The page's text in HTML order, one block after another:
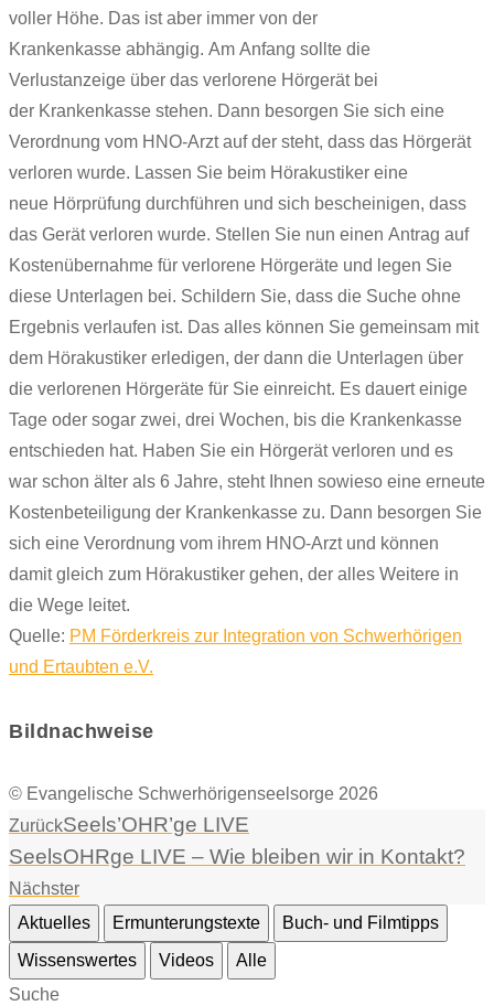
voller Höhe. Das ist aber immer von der
Krankenkasse abhängig. Am Anfang sollte die
Verlustanzeige über das verlorene Hörgerät bei
der Krankenkasse stehen. Dann besorgen Sie sich eine
Verordnung vom HNO-Arzt auf der steht, dass das Hörgerät
verloren wurde. Lassen Sie beim Hörakustiker eine
neue Hörprüfung durchführen und sich bescheinigen, dass
das Gerät verloren wurde. Stellen Sie nun einen Antrag auf
Kostenübernahme für verlorene Hörgeräte und legen Sie
diese Unterlagen bei. Schildern Sie, dass die Suche ohne
Ergebnis verlaufen ist. Das alles können Sie gemeinsam mit
dem Hörakustiker erledigen, der dann die Unterlagen über
die verlorenen Hörgeräte für Sie einreicht. Es dauert einige
Tage oder sogar zwei, drei Wochen, bis die Krankenkasse
entschieden hat. Haben Sie ein Hörgerät verloren und es
war schon älter als 6 Jahre, steht Ihnen sowieso eine erneute
Kostenbeteiligung der Krankenkasse zu. Dann besorgen Sie
sich eine Verordnung vom ihrem HNO-Arzt und können
damit gleich zum Hörakustiker gehen, der alles Weitere in
die Wege leitet.
Quelle: PM Förderkreis zur Integration von Schwerhörigen
und Ertaubten e.V.
Bildnachweise
© Evangelische Schwerhörigenseelsorge 2026
ZurückSeels’OHR’ge LIVE
SeelsOHRge LIVE – Wie bleiben wir in Kontakt?
Nächster
Aktuelles
Ermunterungstexte
Buch- und Filmtipps
Wissenswertes
Videos
Alle
Suche